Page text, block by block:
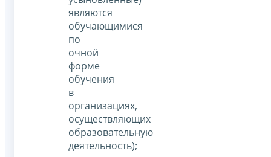
являются
обучающимися
по
очной
форме
обучения
в
организациях,
осуществляющих
образовательную
деятельность);